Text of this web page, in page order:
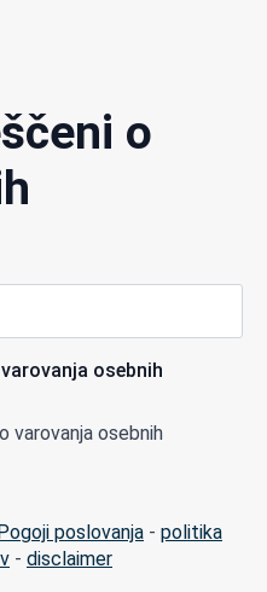
o
osebnih
varovanja osebnih
poslovanja - politika
- disclaimer